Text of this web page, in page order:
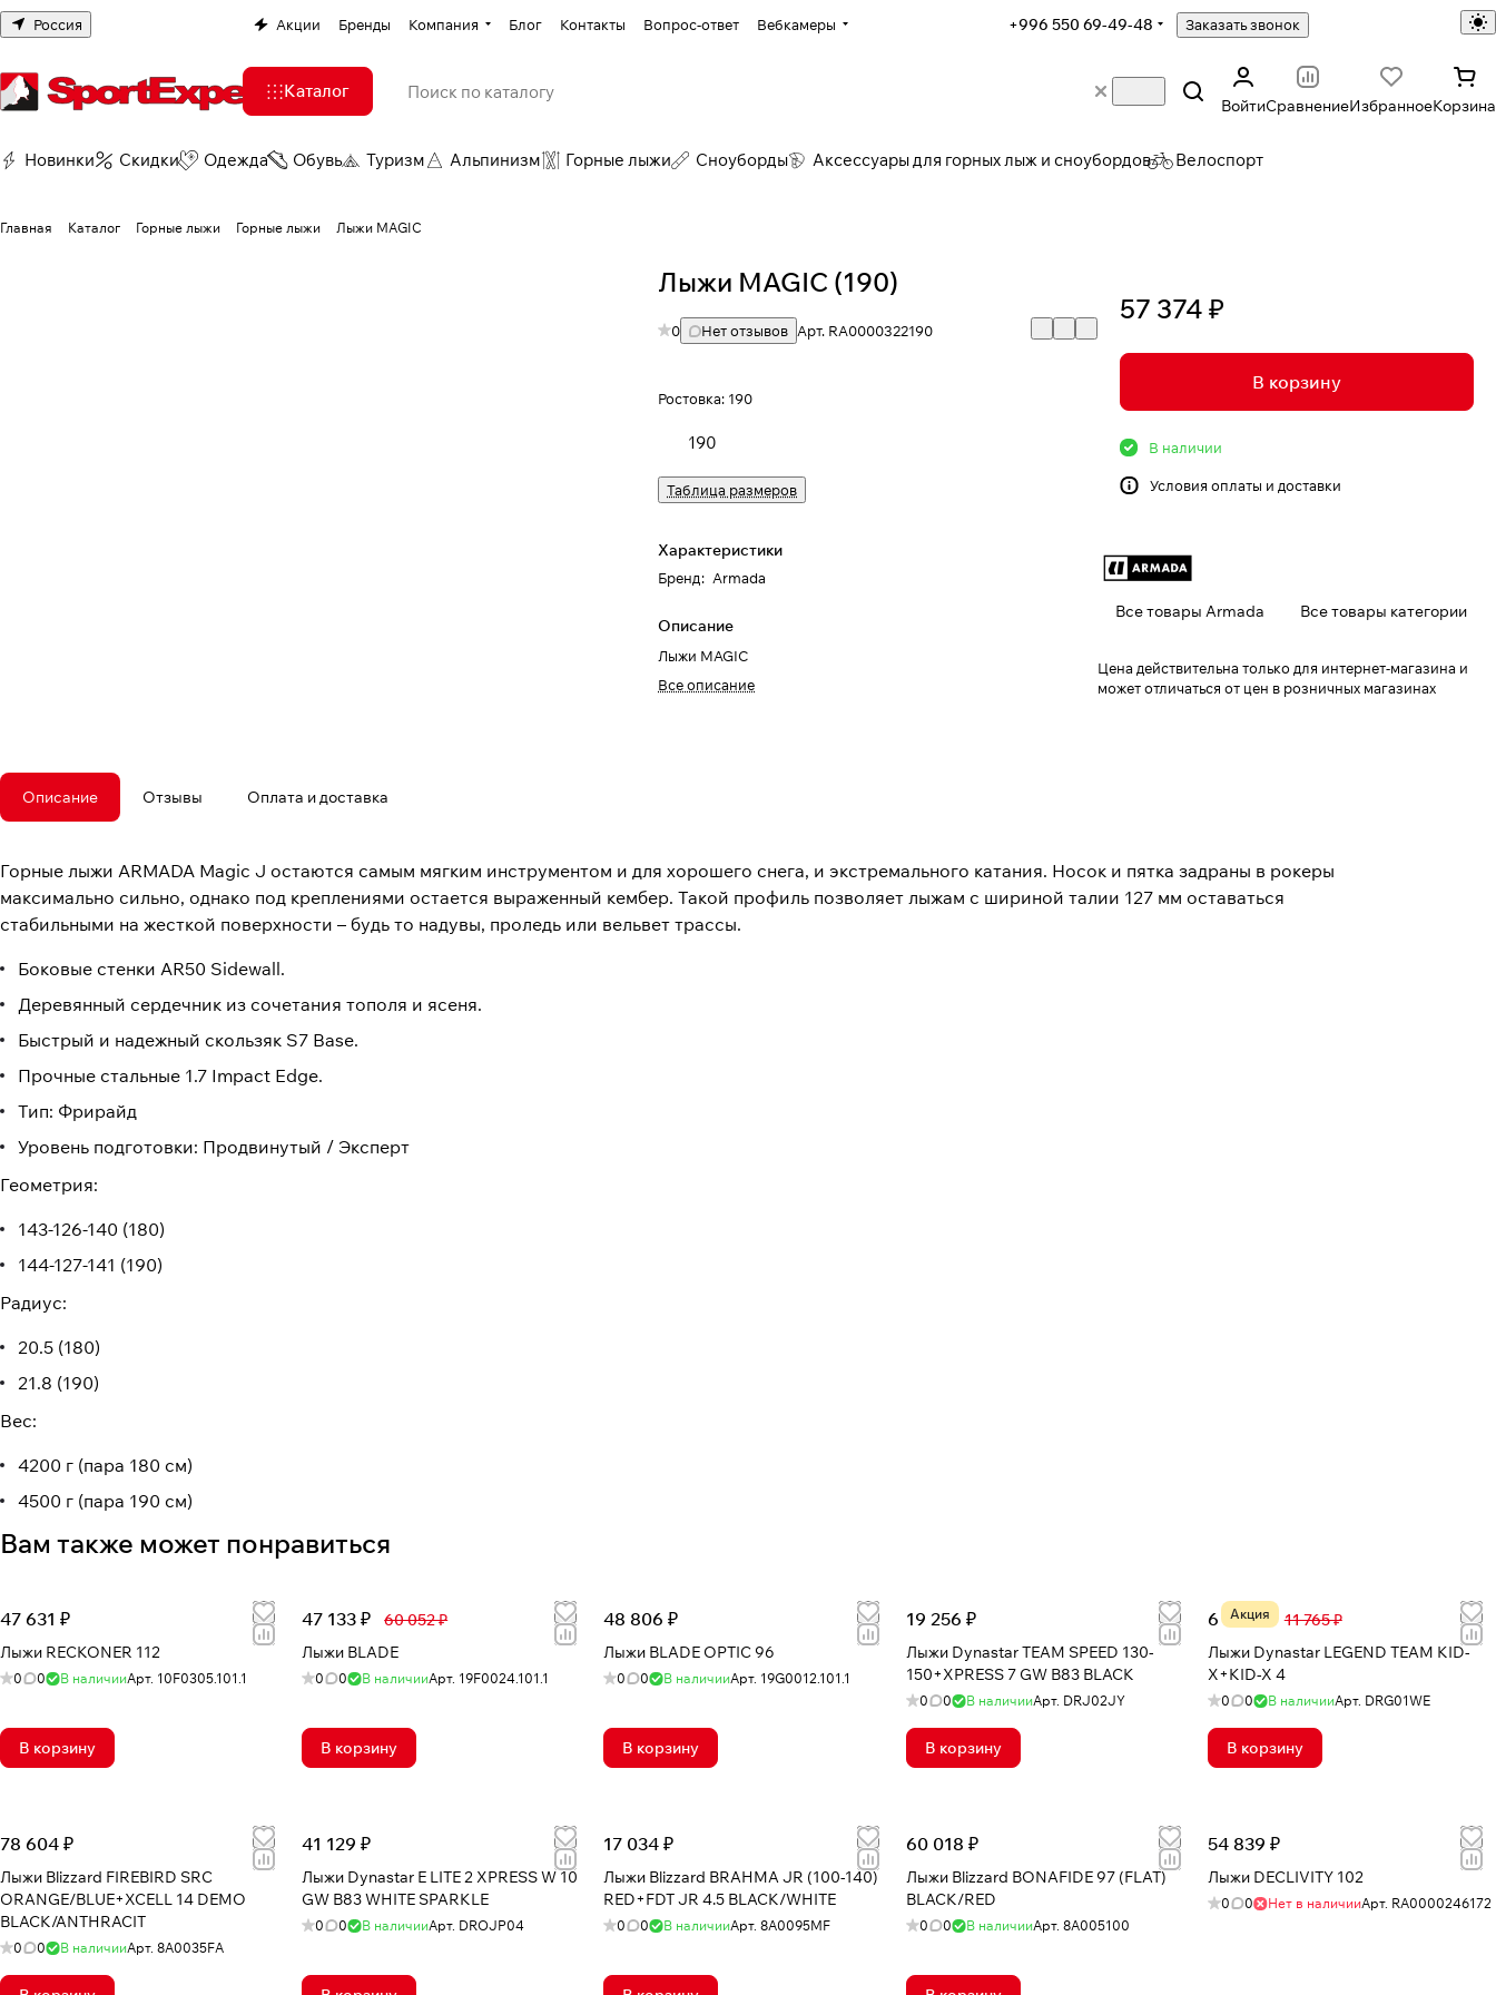
Россия Акции Бренды Компания Блог Контакты Вопрос-ответ Вебкамеры +996 550 69-49-48 Заказать звонок
Каталог
ВойтиСравнениеИзбранноеКорзина
Новинки Скидки Одежда Обувь Туризм Альпинизм Горные лыжи Сноуборды Аксессуары для горных лыж и сноубордов Велоспорт
Главная Каталог Горные лыжи Горные лыжи Лыжи MAGIC
Лыжи MAGIC (190)
0 Нет отзывов Арт. RA0000322190
Ростовка: 190
190
Таблица размеров
Характеристики
Бренд: Armada
Описание
Лыжи MAGIC
Все описание
57 374 ₽
В корзину
В наличии
Условия оплаты и доставки
Все товары Armada Все товары категории
Цена действительна только для интернет-магазина и
может отличаться от цен в розничных магазинах
Описание Отзывы Оплата и доставка
Горные лыжи ARMADA Magic J остаются самым мягким инструментом и для хорошего снега, и экстремального катания. Носок и пятка задраны в рокеры
максимально сильно, однако под креплениями остается выраженный кембер. Такой профиль позволяет лыжам с шириной талии 127 мм оставаться
стабильными на жесткой поверхности – будь то надувы, проледь или вельвет трассы.
Боковые стенки AR50 Sidewall.
Деревянный сердечник из сочетания тополя и ясеня.
Быстрый и надежный скользяк S7 Base.
Прочные стальные 1.7 Impact Edge.
Тип: Фрирайд
Уровень подготовки: Продвинутый / Эксперт
Геометрия:
143-126-140 (180)
144-127-141 (190)
Радиус:
20.5 (180)
21.8 (190)
Вес:
4200 г (пара 180 см)
4500 г (пара 190 см)
Вам также может понравиться
47 631 ₽
Лыжи RECKONER 112
0 0 В наличииАрт. 10F0305.101.1
В корзину
47 133 ₽
60 052 ₽
Лыжи BLADE
0 0 В наличииАрт. 19F0024.101.1
В корзину
48 806 ₽
Лыжи BLADE OPTIC 96
0 0 В наличииАрт. 19G0012.101.1
В корзину
19 256 ₽
Лыжи Dynastar TEAM SPEED 130-
150+XPRESS 7 GW B83 BLACK
0 0 В наличииАрт. DRJ02JY
В корзину
Акция
6 868 ₽
11 765 ₽
Лыжи Dynastar LEGEND TEAM KID-
X+KID-X 4
0 0 В наличииАрт. DRG01WE
В корзину
78 604 ₽
Лыжи Blizzard FIREBIRD SRC
ORANGE/BLUE+XCELL 14 DEMO
BLACK/ANTHRACIT
0 0 В наличииАрт. 8A0035FA
41 129 ₽
Лыжи Dynastar E LITE 2 XPRESS W 10
GW B83 WHITE SPARKLE
0 0 В наличииАрт. DROJP04
17 034 ₽
Лыжи Blizzard BRAHMA JR (100-140)
RED+FDT JR 4.5 BLACK/WHITE
0 0 В наличииАрт.8A0095MF
60 018 ₽
Лыжи Blizzard BONAFIDE 97 (FLAT)
BLACK/RED
0 0 В наличииАрт. 8A005100
54 839 ₽
Лыжи DECLIVITY 102
0 0 Нет в наличииАрт. RA0000246172